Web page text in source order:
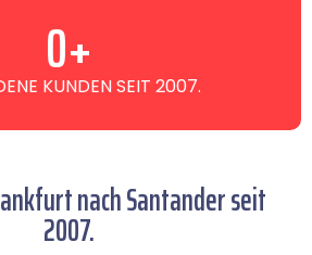
KUNDEN SEIT 2007.
0+
nach Santander seit
2007.